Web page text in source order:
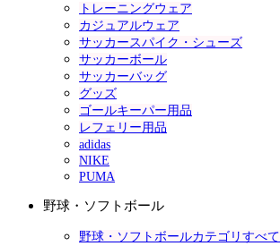
トレーニングウェア
カジュアルウェア
サッカースパイク・シューズ
サッカーボール
サッカーバッグ
グッズ
ゴールキーパー用品
レフェリー用品
adidas
NIKE
PUMA
野球・ソフトボール
野球・ソフトボールカテゴリすべて